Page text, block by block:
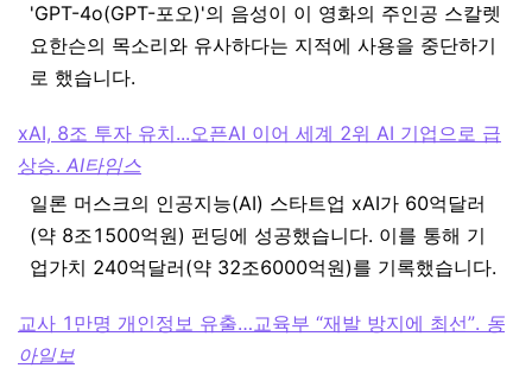
'GPT-4o(GPT-포오)'의 음성이 이 영화의 주인공 스칼렛
요한슨의 목소리와 유사하다는 지적에 사용을 중단하기
로 했습니다.
xAI, 8조 투자 유치...오픈AI 이어 세계 2위 AI 기업으로 급
상승. AI타임스
일론 머스크의 인공지능(AI) 스타트업 xAI가 60억달러
(약 8조1500억원) 펀딩에 성공했습니다. 이를 통해 기
업가치 240억달러(약 32조6000억원)를 기록했습니다.
교사 1만명 개인정보 유출…교육부 “재발 방지에 최선”. 동
아일보